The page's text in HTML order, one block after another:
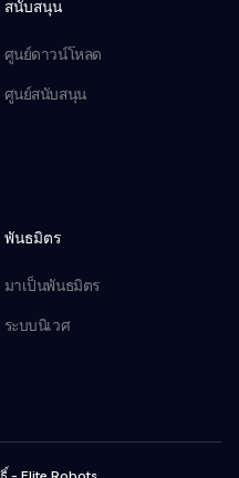
สนับสนุน
ศูนย์ดาวน์โหลด
ศูนย์สนับสนุน
พันธมิตร
มาเป็นพันธมิตร
ระบบนิเวศ